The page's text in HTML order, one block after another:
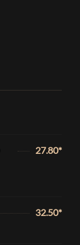
27.80*
32.50*